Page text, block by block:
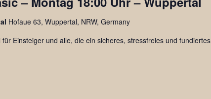
Hofaue 63, Wuppertal, NRW, Germany
Einsteiger und alle, die ein sicheres, stressfreies und fundiertes